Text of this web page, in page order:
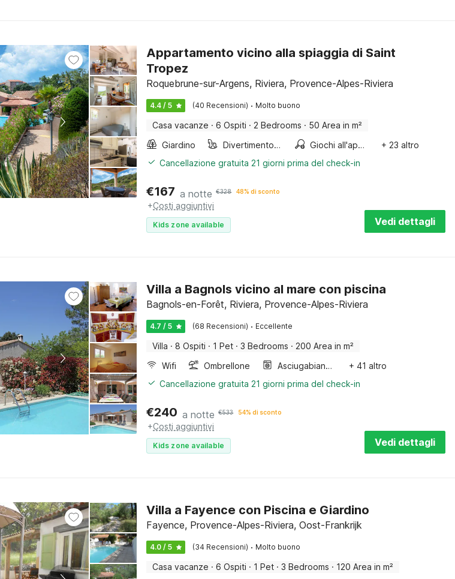
Appartamento vicino alla spiaggia di Saint
Tropez
Roquebrune-sur-Argens, Riviera, Provence-Alpes-Riviera
4.4 / 5 (40 Recensioni) · Molto buono
Casa vacanze · 6 Ospiti · 2 Bedrooms · 50 Area in m²
Giardino
Divertimento per bambini Giochi all'aperto
+ 23 altro
Cancellazione gratuita 21 giorni prima del check-in
€167 a notte €328 48% di sconto
+Costi aggiuntivi
Kids zone available Vedi dettagli
Villa a Bagnols vicino al mare con piscina
Bagnols-en-Forêt, Riviera, Provence-Alpes-Riviera
4.7 / 5 (68 Recensioni) · Eccellente
Villa · 8 Ospiti · 1 Pet · 3 Bedrooms · 200 Area in m²
Wifi
Ombrellone Asciugabiancheria
+ 41 altro
Cancellazione gratuita 21 giorni prima del check-in
€240 a notte €533 54% di sconto
+Costi aggiuntivi
Kids zone available Vedi dettagli
Villa a Fayence con Piscina e Giardino
Fayence, Provence-Alpes-Riviera, Oost-Frankrijk
4.0 / 5 (34 Recensioni) · Molto buono
Casa vacanze · 6 Ospiti · 1 Pet · 3 Bedrooms · 120 Area in m²